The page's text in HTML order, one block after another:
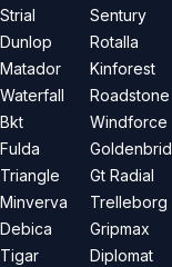
Strial
Dunlop
Matador
Waterfall
Bkt
Fulda
Triangle
Minverva
Debica
Tigar
Sentury
Rotalla
Kinforest
Roadstone
Windforce
Gt Radial
Trelleborg
Gripmax
Diplomat